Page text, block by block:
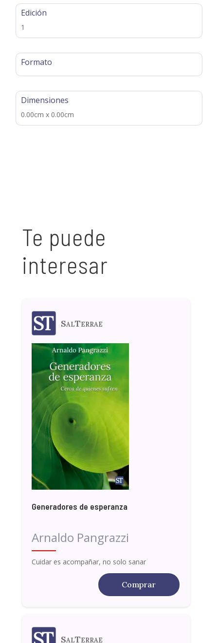
Edición
1
Formato
Dimensiones
0.00cm x 0.00cm
Te puede
interesar
SalTerrae
Generadores de esperanza
Arnaldo Pangrazzi
Cuidar es acompañar, no solo sanar
Comprar
SalTerrae